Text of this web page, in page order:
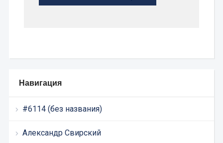
Навигация
#6114 (без названия)
Александр Свирский